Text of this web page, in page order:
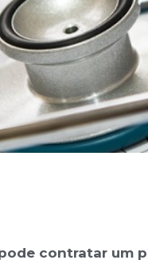
contratar um